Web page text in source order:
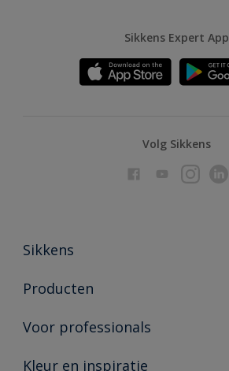
Sikkens Expert App
Volg Sikkens
Sikkens
Over Sikkens
Duurzaamheid
Producten
Producten voor binnen
Voor professionals
Advies & service
Kleur en inspiratie